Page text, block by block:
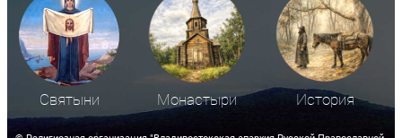
Святыни Монастыри История